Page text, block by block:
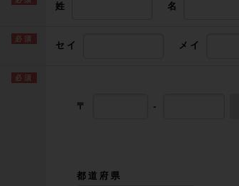
姓 名
セイ メイ
〒 -
都道府県